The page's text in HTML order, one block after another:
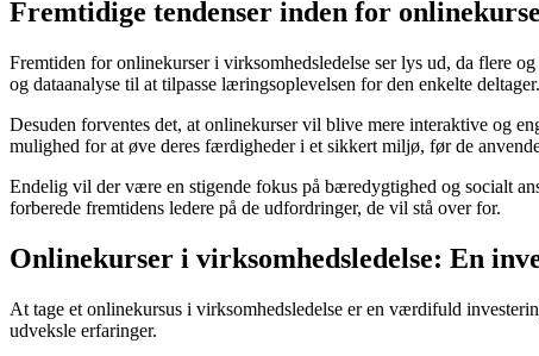
Fremtidige tendenser inden for
Fremtiden for onlinekurser i virksomhedsledelse ser lys ud, da flere
og dataanalyse til at tilpasse læringsoplevelsen for den enkelte deltager.
Desuden forventes det, at onlinekurser vil blive mere interaktive og
mulighed for at øve deres færdigheder i et sikkert miljø, før de
Endelig vil der være en stigende fokus på bæredygtighed og socialt
forberede fremtidens ledere på de udfordringer, de vil stå over for.
Onlinekurser i virksomhedsledelse: En
At tage et onlinekursus i virksomhedsledelse er en værdifuld
udveksle erfaringer.